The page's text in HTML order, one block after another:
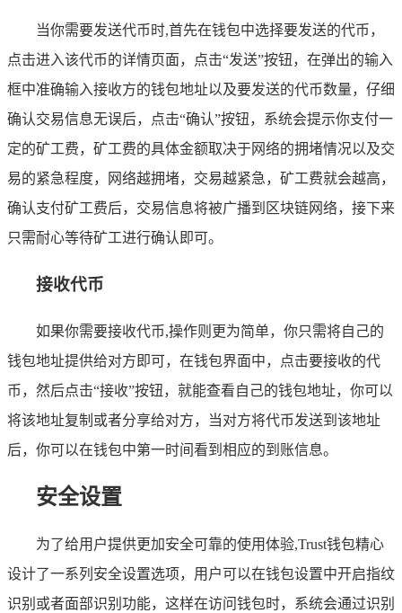
当你需要发送代币时,首先在钱包中选择要发送的代币，
点击进入该代币的详情页面，点击“发送”按钮，在弹出的输入
框中准确输入接收方的钱包地址以及要发送的代币数量，仔细
确认交易信息无误后，点击“确认”按钮，系统会提示你支付一
定的矿工费，矿工费的具体金额取决于网络的拥堵情况以及交
易的紧急程度，网络越拥堵，交易越紧急，矿工费就会越高，
确认支付矿工费后，交易信息将被广播到区块链网络，接下来
只需耐心等待矿工进行确认即可。
接收代币
如果你需要接收代币,操作则更为简单，你只需将自己的
钱包地址提供给对方即可，在钱包界面中，点击要接收的代
币，然后点击“接收”按钮，就能查看自己的钱包地址，你可以
将该地址复制或者分享给对方，当对方将代币发送到该地址
后，你可以在钱包中第一时间看到相应的到账信息。
安全设置
为了给用户提供更加安全可靠的使用体验,Trust钱包精心
设计了一系列安全设置选项，用户可以在钱包设置中开启指纹
识别或者面部识别功能，这样在访问钱包时，系统会通过识别